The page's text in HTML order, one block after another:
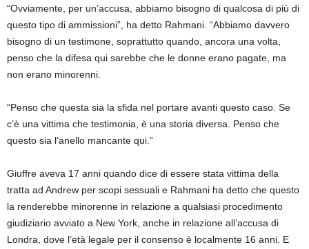
“Ovviamente, per un’accusa, abbiamo bisogno di qualcosa di più di
questo tipo di ammissioni”, ha detto Rahmani. “Abbiamo davvero
bisogno di un testimone, soprattutto quando, ancora una volta,
penso che la difesa qui sarebbe che le donne erano pagate, ma
non erano minorenni.
“Penso che questa sia la sfida nel portare avanti questo caso. Se
c’è una vittima che testimonia, è una storia diversa. Penso che
questo sia l’anello mancante qui.”
Giuffre aveva 17 anni quando dice di essere stata vittima della
tratta ad Andrew per scopi sessuali e Rahmani ha detto che questo
la renderebbe minorenne in relazione a qualsiasi procedimento
giudiziario avviato a New York, anche in relazione all’accusa di
Londra, dove l’età legale per il consenso è localmente 16 anni. E